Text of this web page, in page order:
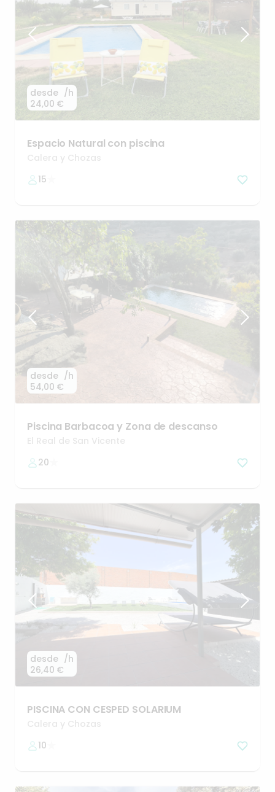
desde
24,00 €
/h
Espacio Natural con piscina
Calera y Chozas
15
desde
54,00 €
/h
Piscina Barbacoa y Zona de descanso
El Real de San Vicente
20
desde
26,40 €
/h
PISCINA CON CESPED SOLARIUM
Calera y Chozas
10